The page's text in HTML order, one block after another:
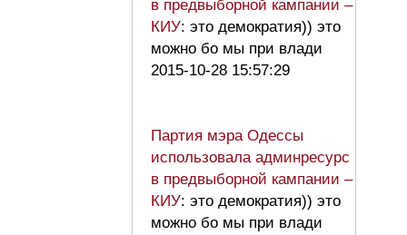
в предвыборной кампании –
КИУ: это демократия)) это
можно бо мы при влади
2015-10-28 15:57:29
Партия мэра Одессы
использовала админресурс
в предвыборной кампании –
КИУ: это демократия)) это
можно бо мы при влади